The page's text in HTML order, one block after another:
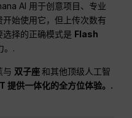
AI 用于创意项目、专业
始使用它，但上传次数有
择的正确模式是 Flash
。.
与 双子座和其他顶级人工智
提供一体化的全方位体验。.